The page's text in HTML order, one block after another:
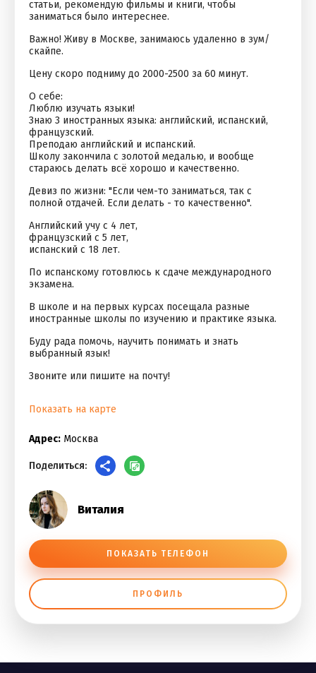
статьи, рекомендую фильмы и книги, чтобы
заниматься было интереснее.
Важно! Живу в Москве, занимаюсь удаленно в зум/
скайпе.
Цену скоро подниму до 2000-2500 за 60 минут.
О себе:
Люблю изучать языки!
Знаю 3 иностранных языка: английский, испанский,
французский.
Преподаю английский и испанский.
Школу закончила с золотой медалью, и вообще
стараюсь делать всё хорошо и качественно.
Девиз по жизни: "Если чем-то заниматься, так с
полной отдачей. Если делать - то качественно".
Английский учу с 4 лет,
французский с 5 лет,
испанский с 18 лет.
По испанскому готовлюсь к сдаче международного
экзамена.
В школе и на первых курсах посещала разные
иностранные школы по изучению и практике языка.
Буду рада помочь, научить понимать и знать
выбранный язык!
Звоните или пишите на почту!
Показать на карте
Адрес: Москва
Поделиться:
Виталия
ПОКАЗАТЬ ТЕЛЕФОН
ПРОФИЛЬ